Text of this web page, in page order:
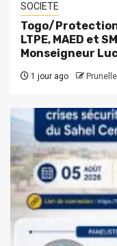
SOCIETE
Togo/Protection
LTPE, MAED et
Monseigneur
1 jour ago Prunelle